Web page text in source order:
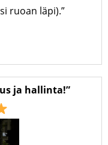
ruoan läpi).”
ja hallinta!”